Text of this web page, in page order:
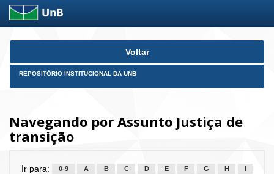
Skip
Voltar
REPOSITÓRIO INSTITUCIONAL DA UNB
Navegando por Assunto Justiça de
transição
Ir para: 0-9 A B C D E F G H